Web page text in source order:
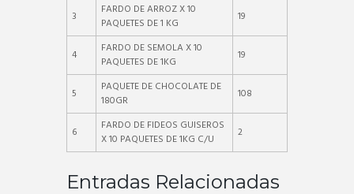
3
FARDO DE ARROZ X 10
PAQUETES DE 1 KG
19
4
FARDO DE SEMOLA X 10
PAQUETES DE 1KG
19
5
PAQUETE DE CHOCOLATE DE
180GR
108
6
FARDO DE FIDEOS GUISEROS
X 10 PAQUETES DE 1KG C/U
2
Entradas Relacionadas